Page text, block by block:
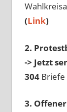
(Link)
2.
-> Jetzt
304Briefe
3.